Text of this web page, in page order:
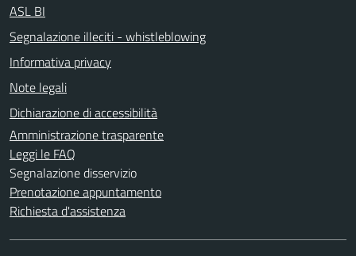
ASL BI
Segnalazione illeciti - whistleblowing
Informativa privacy
Note legali
Dichiarazione di accessibilità
Amministrazione trasparente
Leggi le FAQ
Segnalazione disservizio
Prenotazione appuntamento
Richiesta d'assistenza